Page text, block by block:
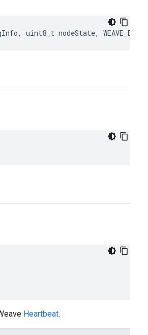
, uint8_t nodeState, WEAVE_ERROR
Heartbeat.